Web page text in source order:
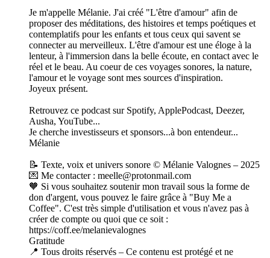
Je m'appelle Mélanie. J'ai créé "L'être d'amour" afin de
proposer des méditations, des histoires et temps poétiques et
contemplatifs pour les enfants et tous ceux qui savent se
connecter au merveilleux. L'être d'amour est une éloge à la
lenteur, à l'immersion dans la belle écoute, en contact avec le
réel et le beau. Au coeur de ces voyages sonores, la nature,
l'amour et le voyage sont mes sources d'inspiration.
Joyeux présent.
Retrouvez ce podcast sur Spotify, ApplePodcast, Deezer,
Ausha, YouTube...
Je cherche investisseurs et sponsors...à bon entendeur...
Mélanie
📝 Texte, voix et univers sonore © Mélanie Valognes – 2025
💌 Me contacter : meelle@protonmail.com
🧡 Si vous souhaitez soutenir mon travail sous la forme de
don d'argent, vous pouvez le faire grâce à "Buy Me a
Coffee". C'est très simple d'utilisation et vous n'avez pas à
créer de compte ou quoi que ce soit :
https://coff.ee/melanievalognes
Gratitude
📍 Tous droits réservés – Ce contenu est protégé et ne